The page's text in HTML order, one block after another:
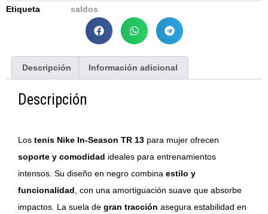
Etiqueta
saldos
Descripción Información adicional
Descripción
Los tenis Nike In-Season TR 13 para mujer ofrecen
soporte y comodidad ideales para entrenamientos
intensos. Su diseño en negro combina estilo y
funcionalidad , con una amortiguación suave que absorbe
impactos. La suela de gran tracción asegura estabilidad en